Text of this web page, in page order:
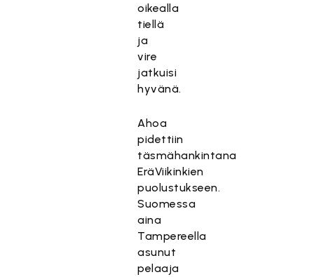
oikealla
tiellä
ja
vire
jatkuisi
hyvänä.
Ahoa
pidettiin
täsmähankintana
EräViikinkien
puolustukseen.
Suomessa
aina
Tampereella
asunut
pelaaja